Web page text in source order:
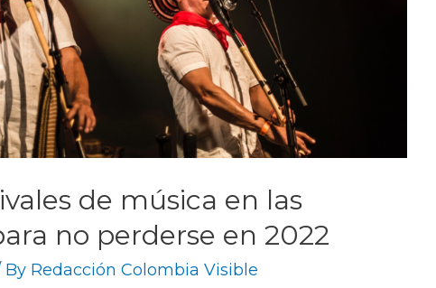
de música en las
no perderse en 2022
By Redacción Colombia Visible